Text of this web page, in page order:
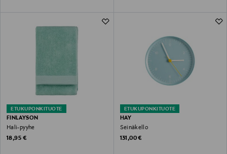
ETUKUPONKITUOTE
FINLAYSON
Hali-pyyhe
Original Price
18,95 €
ETUKUPONKITUOTE
HAY
Seinäkello
Original Price
131,00 €